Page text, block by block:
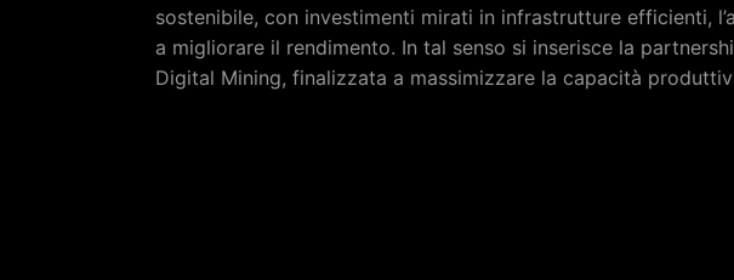
sostenibile, con investimenti mirati in infrastrutture efficienti,
a migliorare il rendimento. In tal senso si inserisce la
Digital Mining, finalizzata a massimizzare la capacità